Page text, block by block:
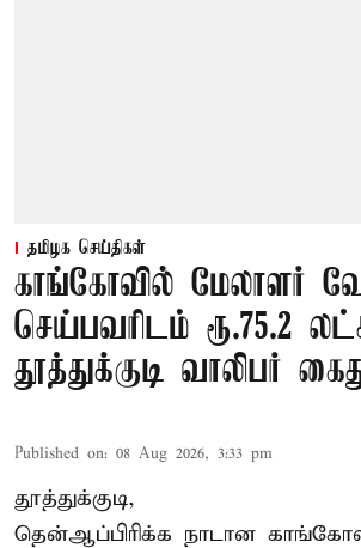
தமிழக செய்திகள்
காங்கோவில் மேலாளர்
செய்பவரிடம் ரூ.75.2
தூத்துக்குடி வாலிபர்
Published on: 08 Aug 2026, 3:33 pm
தூத்துக்குடி,
தென்ஆப்பிரிக்க நாடான காங்கோ